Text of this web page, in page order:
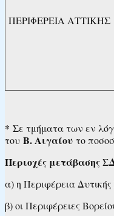
ΠΕΡΙΦΕΡΕΙΑ ΑΤΤΙΚΗΣ
* Σε τμήματα των εν
του Β. Αιγαίου το
Περιοχές μετάβασης
α) η Περιφέρεια
β) οι Περιφέρειες